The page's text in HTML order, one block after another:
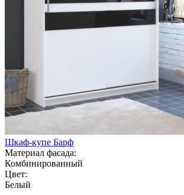
Шкаф-купе Барф
Материал фасада:
Комбинированный
Цвет:
Белый